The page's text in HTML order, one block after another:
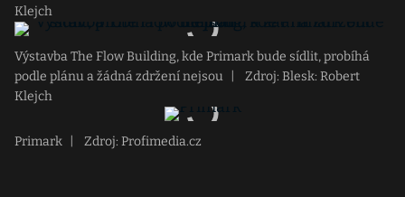
Klejch
Výstavba The Flow Building, kde Primark bude sídlit, probíhá
podle plánu a žádná zdržení nejsou
Zdroj: Blesk: Robert
Klejch
Primark Zdroj: Profimedia.cz